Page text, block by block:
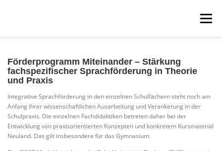
Menü
WEITERBILDUNGEN
Förderprogramm Miteinander – Stärkung
fachspezifischer Sprachförderung in Theorie
und Praxis
Integrative Sprachförderung in den einzelnen Schulfächern steht noch am
Anfang ihrer wissenschaftlichen Ausarbeitung und Verankerung in der
Schulpraxis. Die einzelnen Fachdidaktiken betreten daher bei der
Entwicklung von praxisorientierten Konzepten und konkretem Kursmaterial
Neuland. Das gilt insbesondere für das Gymnasium.